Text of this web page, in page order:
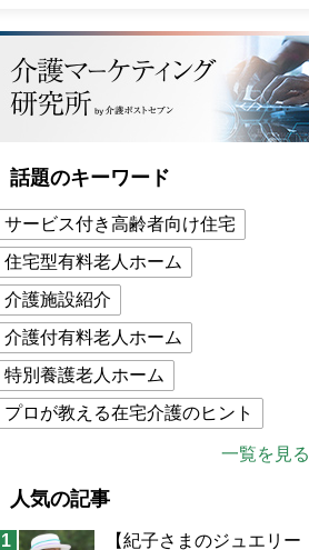
話題のキーワード
サービス付き高齢者向け住宅
住宅型有料老人ホーム
介護施設紹介
介護付有料老人ホーム
特別養護老人ホーム
プロが教える在宅介護のヒント
介護食
高木ブー
ケアマネジャー
猫が母になつきません
一覧を見る
人気の記事
1
【紀子さまのジュエリー